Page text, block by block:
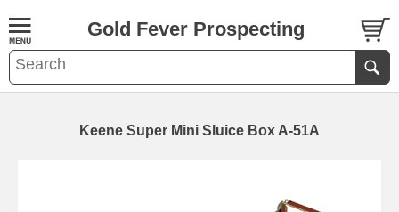
Gold Fever Prospecting
Keene Super Mini Sluice Box A-51A